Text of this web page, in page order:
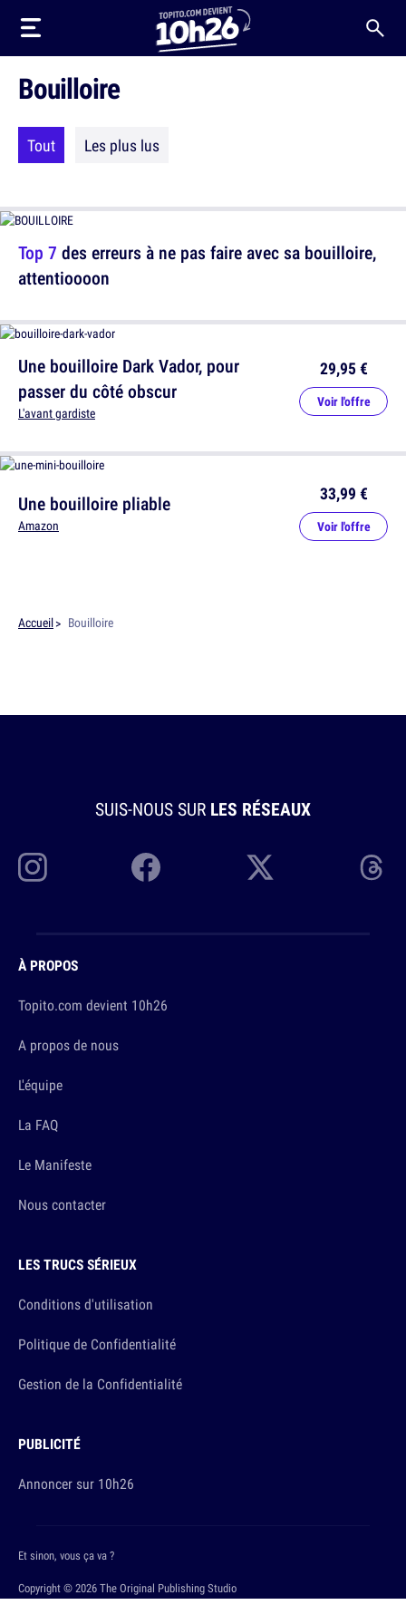
Bouilloire
Tout Les plus lus
Top 7 des erreurs à ne pas faire avec sa bouilloire,
attentioooon
Une bouilloire Dark Vador, pour
passer du côté obscur
L'avant gardiste
29,95 €
Voir l'offre
Une bouilloire pliable
Amazon
33,99 €
Voir l'offre
Accueil Bouilloire
SUIS-NOUS SUR LES RÉSEAUX
À PROPOS
Topito.com devient 10h26
A propos de nous
L'équipe
La FAQ
Le Manifeste
Nous contacter
LES TRUCS SÉRIEUX
Conditions d'utilisation
Politique de Confidentialité
Gestion de la Confidentialité
PUBLICITÉ
Annoncer sur 10h26
Copyright © 2026 The Original Publishing Studio
Et sinon, vous ça va ?